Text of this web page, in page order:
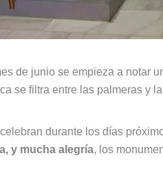
de junio se empieza a notar
se filtra entre las palmeras y
durante los días
y mucha alegría, los